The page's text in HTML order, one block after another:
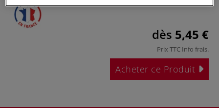
dès 5,45 €
Prix TTC Info frais.
Acheter ce Produit